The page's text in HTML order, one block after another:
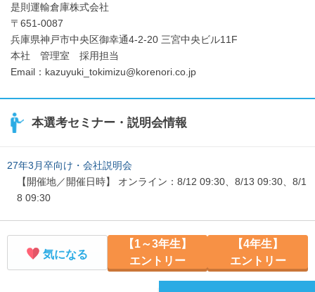
是則運輸倉庫株式会社
〒651-0087
兵庫県神戸市中央区御幸通4-2-20 三宮中央ビル11F
本社 管理室 採用担当
Email：kazuyuki_tokimizu@korenori.co.jp
本選考セミナー・説明会情報
27年3月卒向け・会社説明会
【開催地／開催日時】 オンライン：8/12 09:30、8/13 09:30、8/1
8 09:30
気になる
【1～3年生】
エントリー
【4年生】
エントリー